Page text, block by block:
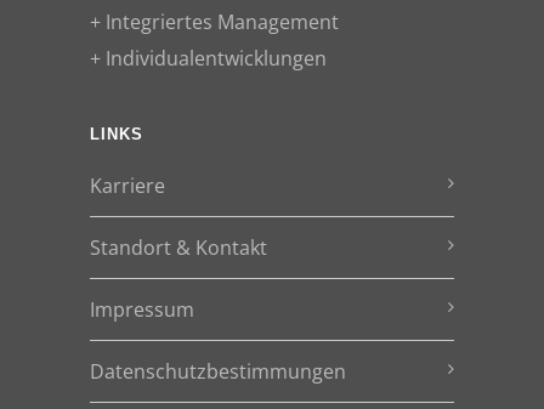
+ Integriertes Management
+ Individualentwicklungen
LINKS
Karriere
Standort & Kontakt
Impressum
Datenschutzbestimmungen